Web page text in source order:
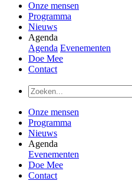
Onze mensen
Programma
Nieuws
Agenda
Agenda Evenementen
Doe Mee
Contact
Onze mensen
Programma
Nieuws
Agenda
Evenementen
Doe Mee
Contact